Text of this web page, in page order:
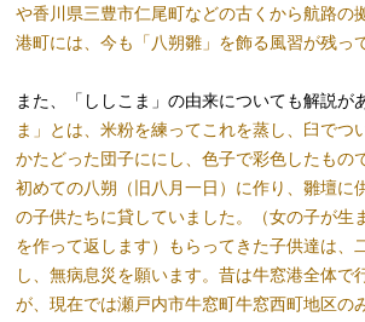
や香川県三豊市仁尾町などの古くから航路の
港町には、今も「八朔雛」を飾る風習が残っ
また、「ししこま」の由来についても解説が
ま」とは、米粉を練ってこれを蒸し、臼でつ
かたどった団子ににし、色子で彩色したもの
初めての八朔（旧八月一日）に作り、雛壇に
の子供たちに貸していました。（女の子が生
を作って返します）もらってきた子供達は、
し、無病息災を願います。昔は牛窓港全体で
が、現在では瀬戸内市牛窓町牛窓西町地区の